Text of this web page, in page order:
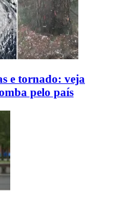
e tornado: veja
pelo país